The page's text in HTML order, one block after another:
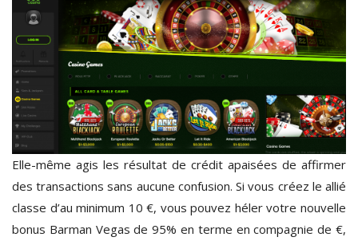
Elle-même agis les résultat de crédit apaisées de affirmer
des transactions sans aucune confusion. Si vous créez le allié
classe d’au minimum 10 €, vous pouvez héler votre nouvelle
bonus Barman Vegas de 95% en terme en compagnie de €,